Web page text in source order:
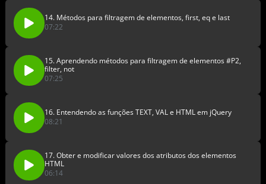
14. Métodos para filtragem de elementos, first, eq e last
07:22
15. Aprendendo métodos para filtragem de elementos #P2,
filter, not
07:25
16. Entendendo as funções TEXT, VAL e HTML em jQuery
08:21
17. Obter e modificar valores dos atributos dos elementos
HTML
06:14